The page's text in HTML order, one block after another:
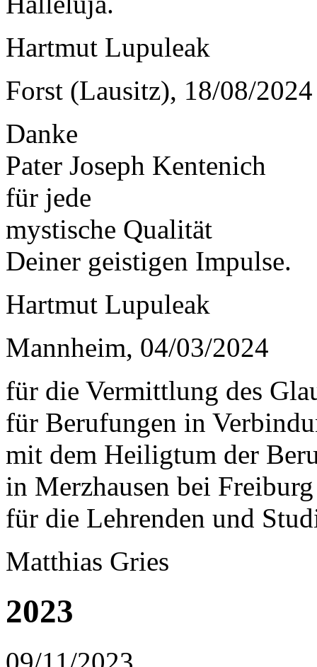
Hartmut Lupuleak
Forst (Lausitz), 18/08/2024
Danke
Pater Joseph Kentenich
für jede
mystische Qualität
Deiner geistigen Impulse.
Hartmut Lupuleak
Mannheim, 04/03/2024
für die Vermittlung des
für Berufungen in
mit dem Heiligtum der
in Merzhausen bei Freiburg
für die Lehrenden und
Matthias Gries
2023